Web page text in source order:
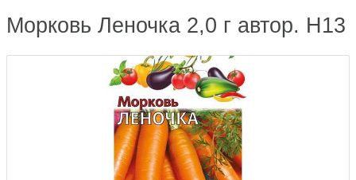
Морковь Леночка 2,0 г автор. Н13